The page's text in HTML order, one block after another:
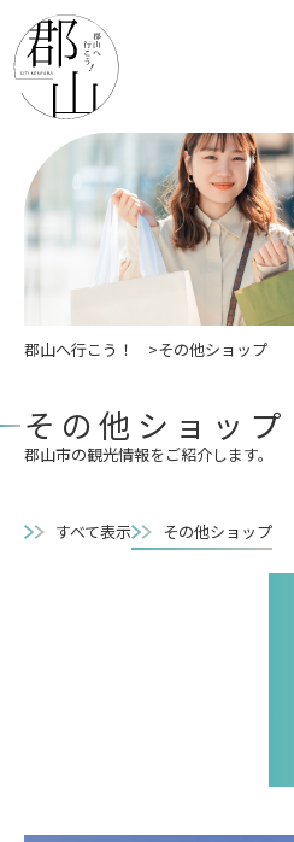
郡山へ行こう！ その他ショップ
その他ショップ
郡山市の観光情報をご紹介します。
すべて表示 その他ショップ